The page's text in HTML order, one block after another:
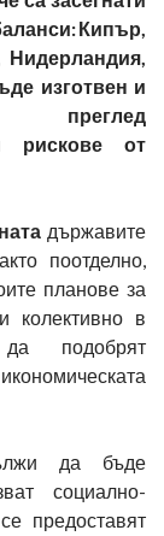
Кипър,
Нидерландия,
изготвен и
преглед
рискове от
държавите
поотделно,
планове за
колективно в
подобрят
да бъде
социално-
предоставят